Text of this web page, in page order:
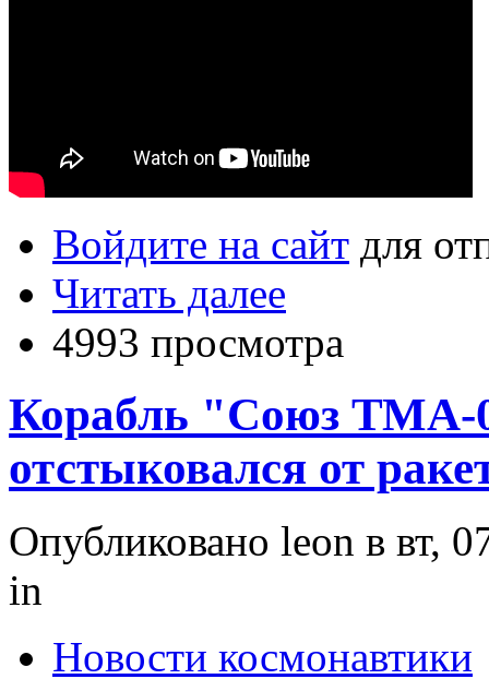
Войдите на сайт для
Читать далее
4993 просмотра
Корабль "Союз ТМА-
отстыковался от
Опубликовано leon в вт,
in
Новости космонавтики